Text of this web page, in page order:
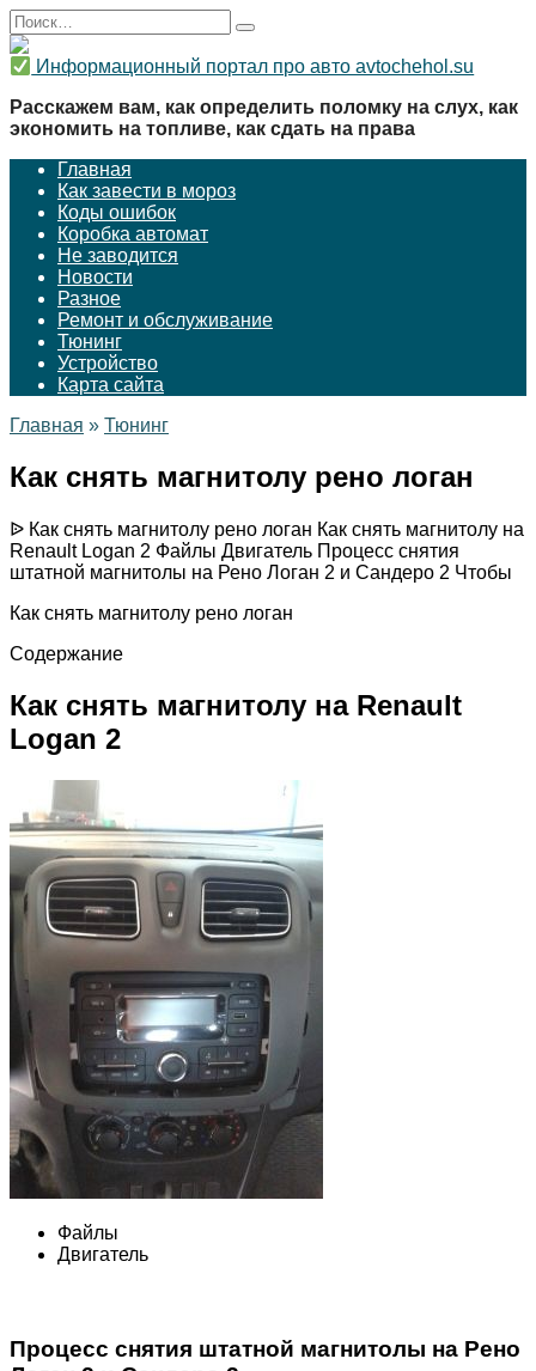
Перейти
к
содержанию
Search
for:
Информационный портал про авто avtochehol.su
Расскажем вам, как определить поломку на слух, как
экономить на топливе, как сдать на права
Главная
Как завести в мороз
Коды ошибок
Коробка автомат
Не заводится
Новости
Разное
Ремонт и обслуживание
Тюнинг
Устройство
Карта сайта
Главная » Тюнинг
Как снять магнитолу рено логан
ᐉ Как снять магнитолу рено логан Как снять магнитолу на
Renault Logan 2 Файлы Двигатель Процесс снятия
штатной магнитолы на Рено Логан 2 и Сандеро 2 Чтобы
Как снять магнитолу рено логан
Содержание
Как снять магнитолу на Renault
Logan 2
Файлы
Двигатель
Процесс снятия штатной магнитолы на Рено